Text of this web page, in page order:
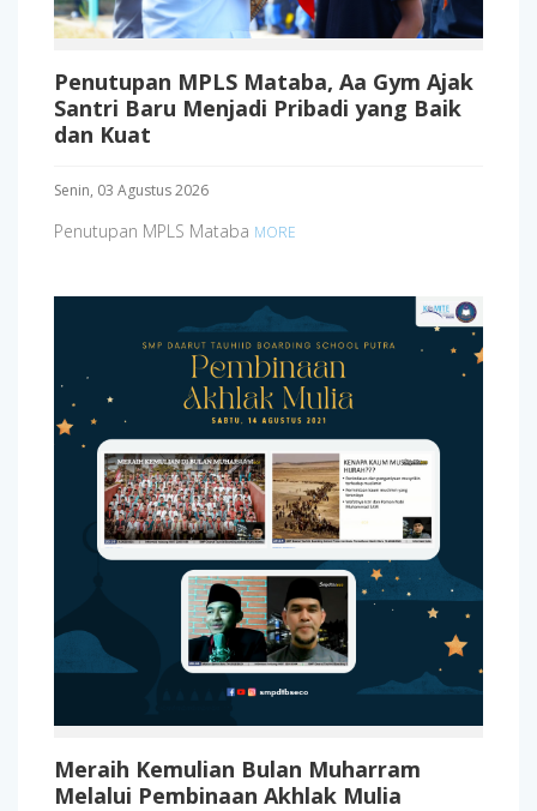
Penutupan MPLS Mataba, Aa Gym Ajak
Santri Baru Menjadi Pribadi yang Baik
dan Kuat
Senin, 03 Agustus 2026
Penutupan MPLS Mataba MORE
Meraih Kemulian Bulan Muharram
Melalui Pembinaan Akhlak Mulia